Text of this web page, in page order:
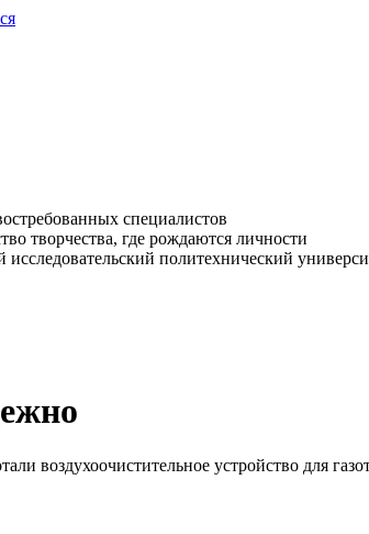
специалистов
творчества, где рождаются личности
политехнический
воздухоочистительное устройство для